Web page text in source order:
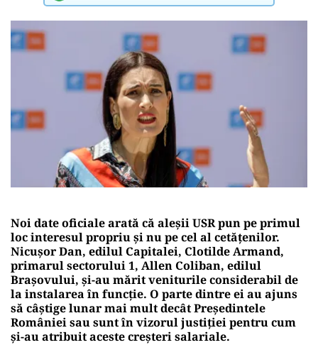
Noi date oficiale arată că aleșii USR pun pe primul
loc interesul propriu și nu pe cel al cetățenilor.
Nicușor Dan, edilul Capitalei, Clotilde Armand,
primarul sectorului 1, Allen Coliban, edilul
Brașovului, și-au mărit veniturile considerabil de
la instalarea în funcție. O parte dintre ei au ajuns
să câștige lunar mai mult decât Președintele
României sau sunt în vizorul justiției pentru cum
și-au atribuit aceste creșteri salariale.